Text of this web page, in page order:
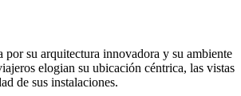
por su arquitectura innovadora y su ambiente
elogian su ubicación céntrica, las vistas
de sus instalaciones.